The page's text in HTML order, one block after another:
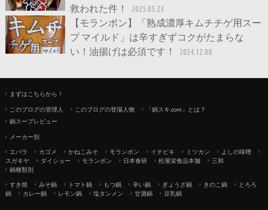
救われた件！
2025.05.23
【モランボン】「熟成濃厚キムチチゲ用スー
プ マイルド」は辛すぎずコクがたまらな
い！油揚げは必須です！
2024.12.08
まずはこちらから！
このブログの管理人 このブログの登場人物
「鍋スキ.com」とは？
鍋スープレビュー
メーカー別
エバラ カゴメ かねこみそ モランボン イチビキ ミツカン
よしの味噌
スガキヤ
ダイショー モランボン 日本食研 松屋栄食品本舗
三和
鍋種類別
すき焼 みそ鍋 トマト鍋 もつ鍋 辛い鍋 ぎょうざ鍋 きのこ鍋
とろろ
鍋
カレー鍋 レモン鍋 塩タンメン 甘酒鍋 豆乳鍋